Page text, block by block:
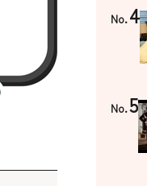
No.4
No.5